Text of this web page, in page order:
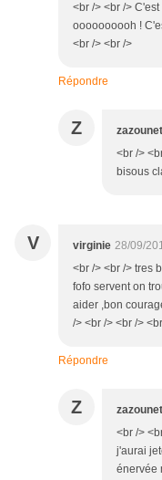
<br /> <br />
oooooooooh !
<br /> <br />
Répondre
Z
<br />
bisous
V virginie 28/09/
<br /> <br /> tres
fofo servent on
aider ,bon
/> <br /> <br />
Répondre
Z
<br />
j'aurai
énervée